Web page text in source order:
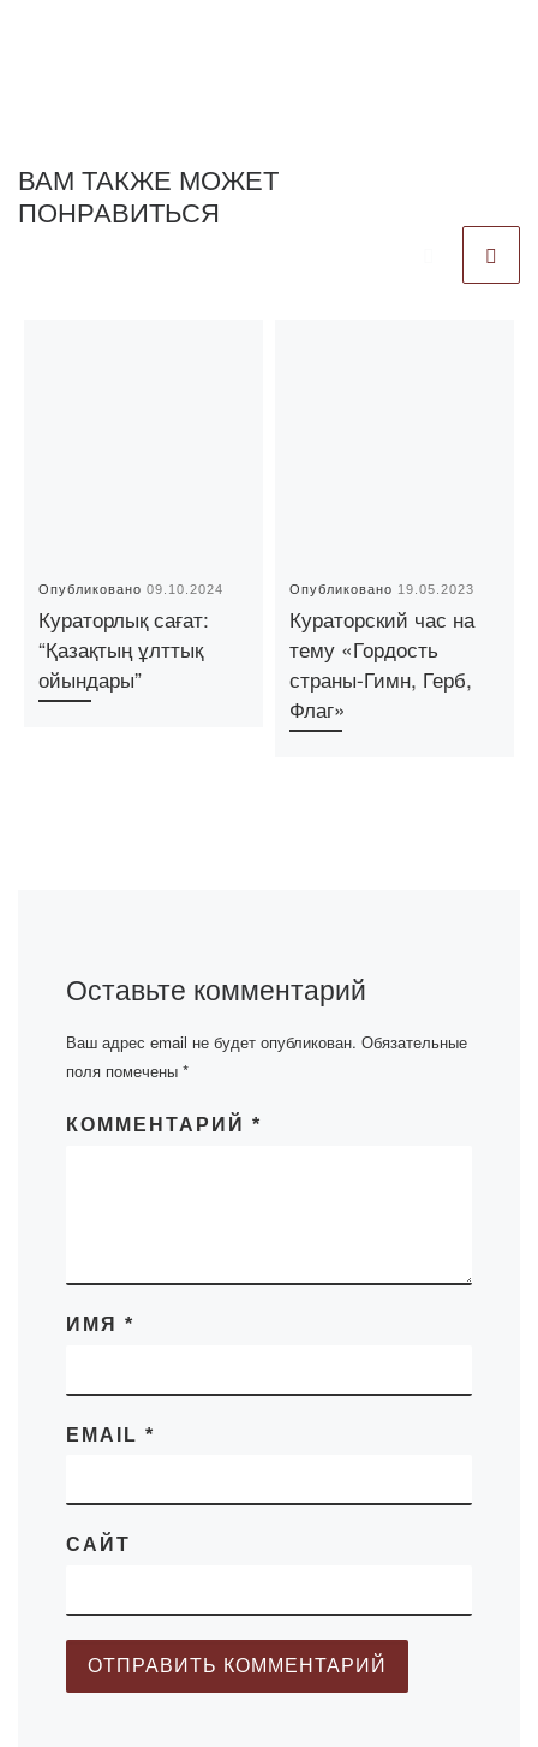
ВАМ ТАКЖЕ МОЖЕТ
ПОНРАВИТЬСЯ
Опубликовано09.10.2024
Кураторлық сағат:
“Қазақтың ұлттық
ойындары”
Опубликовано 19.05.2023
Кураторский час на
тему «Гордость
страны-Гимн, Герб,
Флаг»
Оставьте комментарий
Ваш адрес email не будет опубликован. Обязательные
поля помечены *
КОММЕНТАРИЙ *
ИМЯ *
EMAIL *
САЙТ